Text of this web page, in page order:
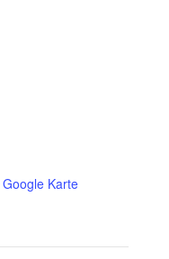
Google Karte